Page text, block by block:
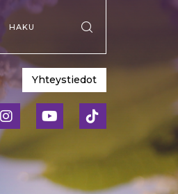
Hae sivustolta
Yhteystiedot